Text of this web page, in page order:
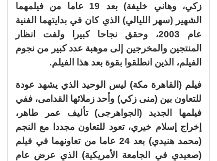
زكي، وهاني خليفة) بعد 19 عاما من فيلمهما
الشهير (سهر الليالي) الذي كان في بدايتهما الفنية
عام 2003، وحقق نجاحا كبيرا ولفت انظار
المنتجين والمخرجين إلى موهبة عدد كبير من نجوم
الفيلم، الذين انطلقوا بقوة بعد هذا الفيلم.
فيلم (القاهرة مكة) ليس الوحيد الذي يشهد عودة
للتعاون بين (منى زكي) وأحد زملائها القدامى، ففي
فيلمها الجديد (الجواهرجى) تأليف عمر طاهر،
إخراج إسلام خيري، تعود للتعاون مجددا مع النجم
(محمد هنيدي) بعد 24 عاما من تعاونهما في فيلم
(صعيدي في الجامعة الأمريكية) الذي عرض عام